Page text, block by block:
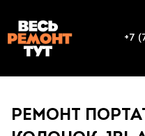
+7
РЕМОНТ